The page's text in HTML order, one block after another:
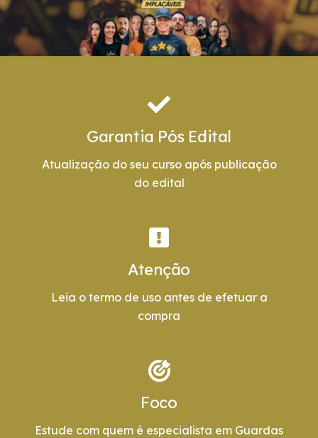
Garantia Pós Edital
Atualização do seu curso após publicação
do edital
Atenção
Leia o termo de uso antes de efetuar a
compra
Foco
Estude com quem é especialista em Guardas